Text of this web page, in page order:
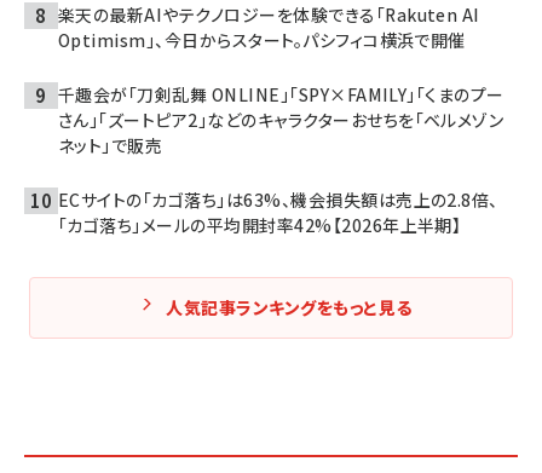
楽天の最新AIやテクノロジーを体験できる「Rakuten AI
Optimism」、今日からスタート。パシフィコ横浜で開催
千趣会が「刀剣乱舞 ONLINE」「SPY×FAMILY」「くまのプー
さん」「ズートピア2」などのキャラクターおせちを「ベルメゾン
ネット」で販売
ECサイトの「カゴ落ち」は63%、機会損失額は売上の2.8倍、
「カゴ落ち」メールの平均開封率42%【2026年上半期】
人気記事ランキングをもっと見る